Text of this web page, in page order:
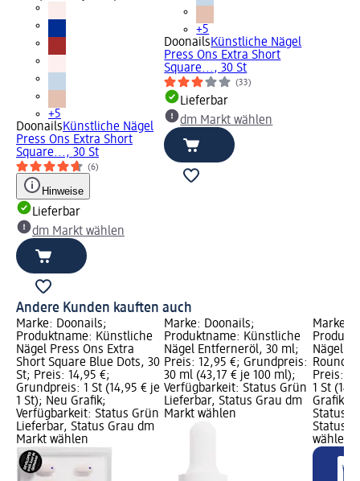
+5
DoonailsKünstliche Nägel
Press Ons Extra Short
Square..., 30 St
(6)
Hinweise
Lieferbar
dm Markt wählen
+5
DoonailsKünstliche Nägel
Press Ons Extra Short
Square..., 30 St
(33)
Lieferbar
dm Markt wählen
Andere Kunden kauften auch
Marke: Doonails;
Produktname: Künstliche
Nägel Press Ons Extra
Short Square Blue Dots, 30
St; Preis: 14,95 €;
Grundpreis: 1 St (14,95 € je
1 St); Neu Grafik;
Verfügbarkeit: Status Grün
Lieferbar, Status Grau dm
Markt wählen
Marke: Doonails;
Produktname: Künstliche
Nägel Entferneröl, 30 ml;
Preis: 12,95 €; Grundpreis:
30 ml (43,17 € je 100 ml);
Verfügbarkeit: Status Grün
Lieferbar, Status Grau dm
Markt wählen
Marke:
Nägel
Round
Preis:
1 St
Grafik;
Status
Status
wählen